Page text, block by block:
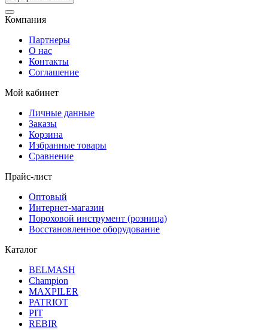
Компания
Партнеры
О нас
Контакты
Соглашение
Мой кабинет
Личные данные
Заказы
Корзина
Избранные товары
Сравнение
Прайс-лист
Оптовый
Интернет-магазин
Пороховой инструмент (розница)
Восстановленное оборудование
Каталог
BELMASH
Champion
MAXPILER
PATRIOT
PIT
REBIR